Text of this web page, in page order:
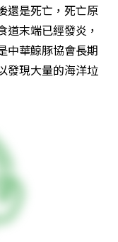
還是死亡，死亡原
末端已經發炎，
中華鯨豚協會長期
發現大量的海洋垃